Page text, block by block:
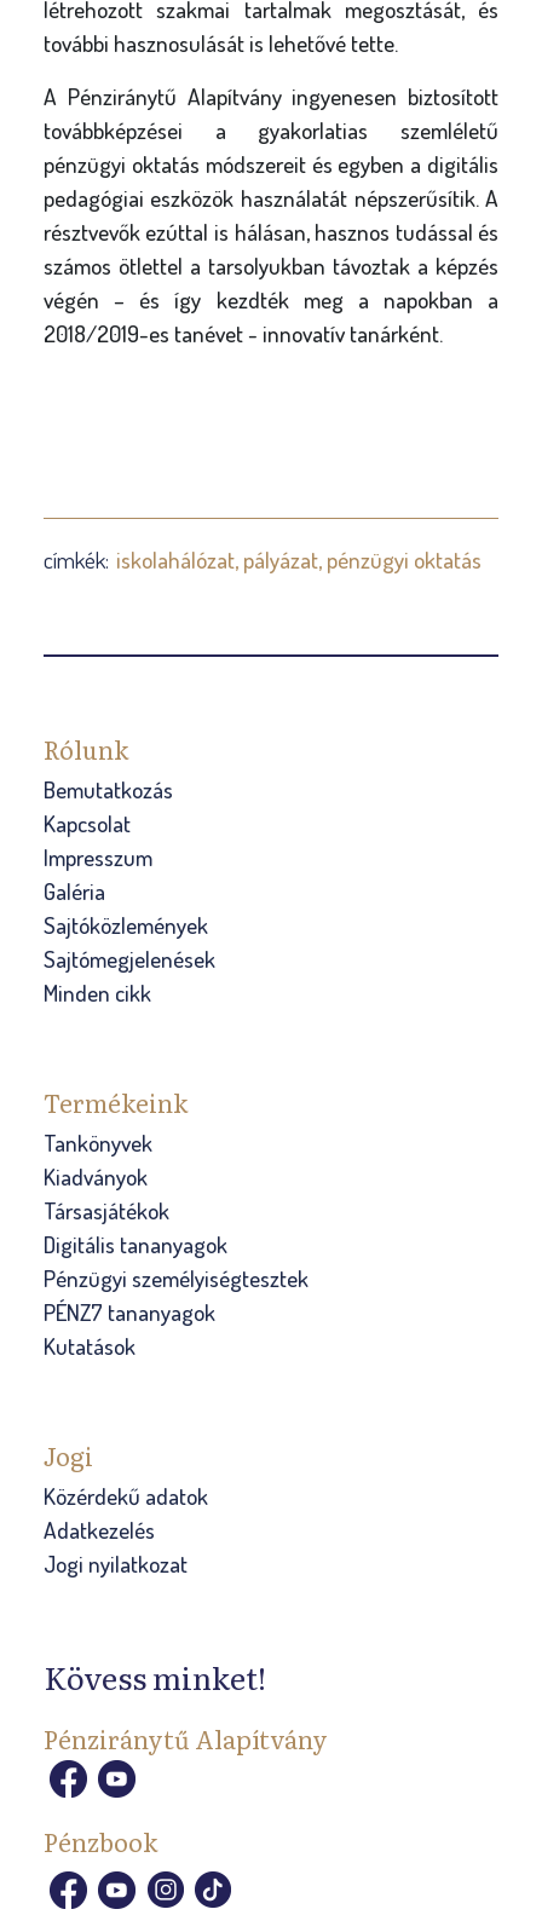
létrehozott szakmai tartalmak megosztását, és
további hasznosulását is lehetővé tette.
A Pénziránytű Alapítvány ingyenesen biztosított
továbbképzései a gyakorlatias szemléletű
pénzügyi oktatás módszereit és egyben a digitális
pedagógiai eszközök használatát népszerűsítik. A
résztvevők ezúttal is hálásan, hasznos tudással és
számos ötlettel a tarsolyukban távoztak a képzés
végén – és így kezdték meg a napokban a
2018/2019-es tanévet - innovatív tanárként.
címkék: iskolahálózat pályázat pénzügyi oktatás
Rólunk
Bemutatkozás
Kapcsolat
Impresszum
Galéria
Sajtóközlemények
Sajtómegjelenések
Minden cikk
Termékeink
Tankönyvek
Kiadványok
Társasjátékok
Digitális tananyagok
Pénzügyi személyiségtesztek
PÉNZ7 tananyagok
Kutatások
Jogi
Közérdekű adatok
Adatkezelés
Jogi nyilatkozat
Kövess minket!
Pénziránytű Alapítvány
Pénzbook